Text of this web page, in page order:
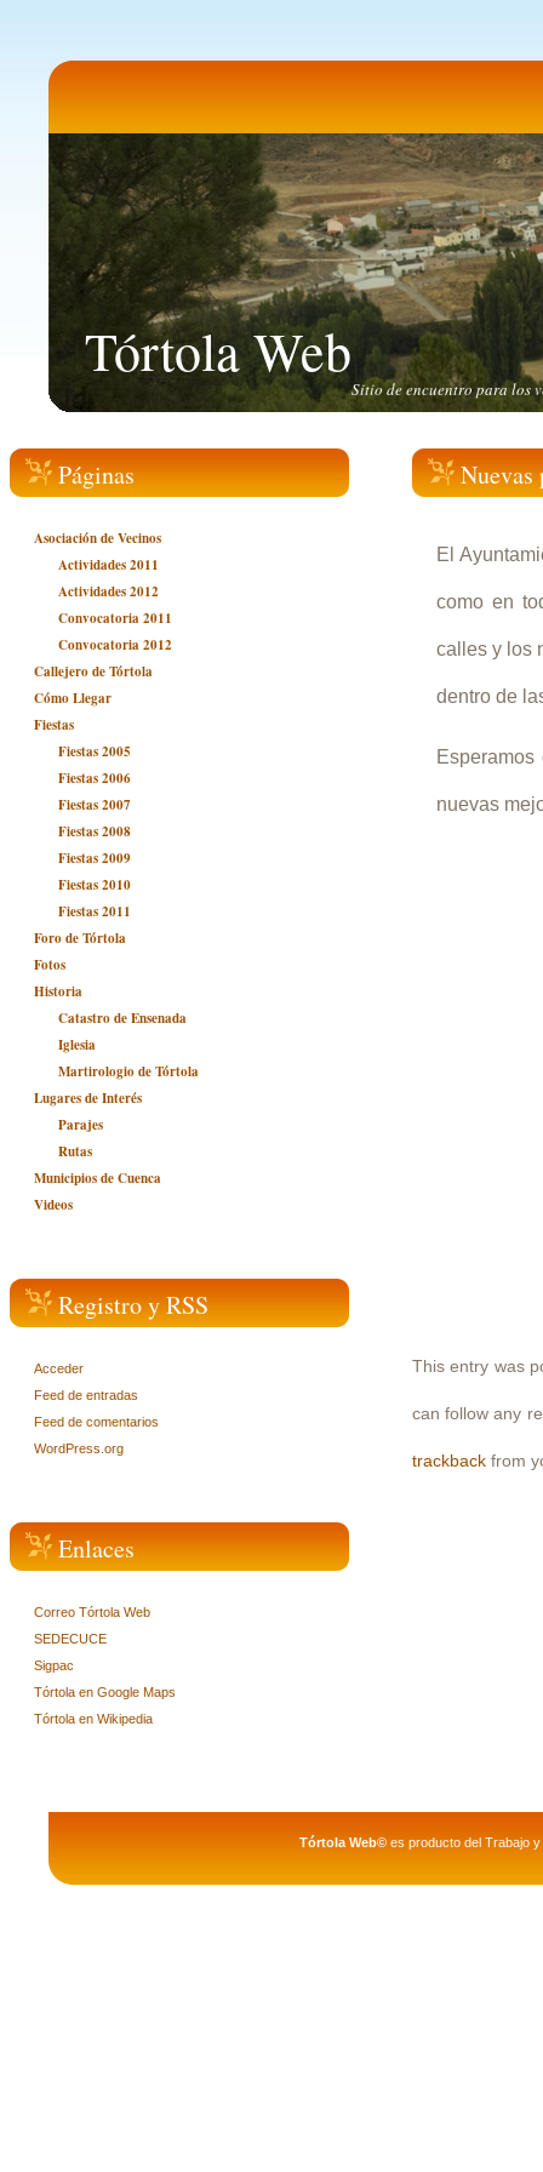
Tórtola Web
Sitio de encuentro para los
Nuevas
El
como en
calles y los
dentro de
nuevas
This entry was
can follow any
trackback from
Páginas
Asociación de Vecinos
Actividades 2011
Actividades 2012
Convocatoria 2011
Convocatoria 2012
Callejero de Tórtola
Cómo Llegar
Fiestas
Fiestas 2005
Fiestas 2006
Fiestas 2007
Fiestas 2008
Fiestas 2009
Fiestas 2010
Fiestas 2011
Foro de Tórtola
Fotos
Historia
Catastro de Ensenada
Iglesia
Martirologio de Tórtola
Lugares de Interés
Parajes
Rutas
Municipios de Cuenca
Videos
Registro y RSS
Acceder
Feed de entradas
Feed de comentarios
WordPress.org
Enlaces
Correo Tórtola Web
SEDECUCE
Sigpac
Tórtola en Google Maps
Tórtola en Wikipedia
Tórtola Web© es producto del Trabajo